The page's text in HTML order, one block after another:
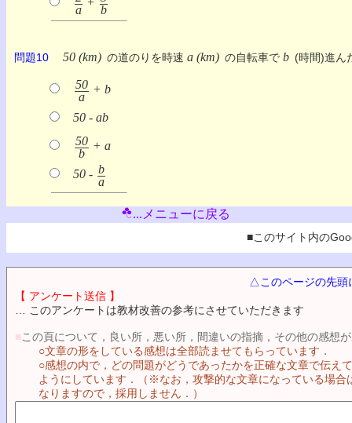
a
b
問題10 50 (km) の道のりを時速 a (km) の自転車で b (時間)進ん
50
a
+ b
50 - ab
50
b
+ a
50 - b
a
...メニューに戻る
■このサイト内の
△このページの先
【 アンケート送信 】
… このアンケートは教材改善の参考にさせていただきます
■この頁について，良い所，悪い所，間違いの指摘，その他の感想
○文章の形をしている感想は全部読ませてもらっています．
○感想の内で，どの問題がどうであったかを正確な文章で伝え
ようにしています．（※なお，攻撃的な文章になっている場
なりますので，採用しません．）